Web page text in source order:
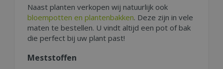
Naast planten verkopen wij natuurlijk ook
bloempotten en plantenbakken. Deze zijn in vele
maten te bestellen. U vindt altijd een pot of bak
die perfect bij uw plant past!
Meststoffen